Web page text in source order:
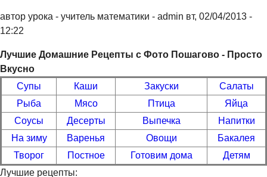
автор урока - учитель математики - admin вт, 02/04/2013 -
12:22
Лучшие Домашние Рецепты с Фото Пошагово - Просто
Вкусно
Супы
Каши Закуски
Салаты
Рыба
Мясо Птица
Яйца
Соусы
Десерты Выпечка
Напитки
На зиму
Варенья Овощи
Бакалея
Творог
Постное Готовим дома
Детям
Лучшие рецепты: